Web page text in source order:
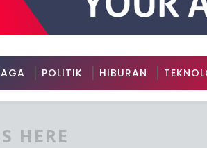
POLITIK HIBURAN
HERE